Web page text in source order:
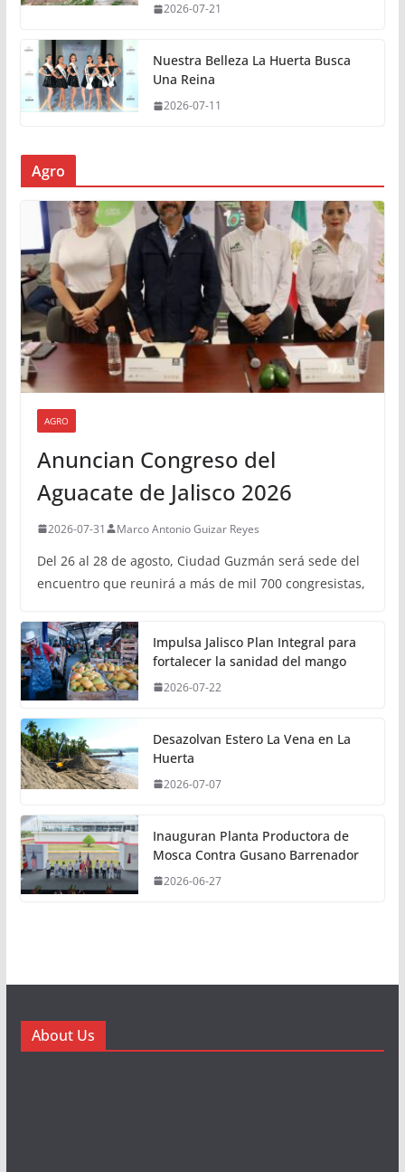
2026-07-21
Nuestra Belleza La Huerta Busca
Una Reina
2026-07-11
Agro
AGRO
Anuncian Congreso del
Aguacate de Jalisco 2026
2026-07-31 Marco Antonio Guizar Reyes
Del 26 al 28 de agosto, Ciudad Guzmán será sede del
encuentro que reunirá a más de mil 700 congresistas,
Impulsa Jalisco Plan Integral para
fortalecer la sanidad del mango
2026-07-22
Desazolvan Estero La Vena en La
Huerta
2026-07-07
Inauguran Planta Productora de
Mosca Contra Gusano Barrenador
2026-06-27
About Us